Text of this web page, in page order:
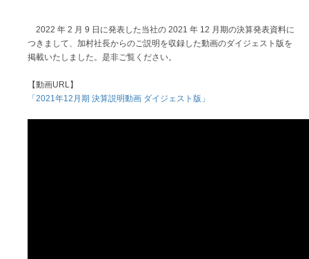
2022 年 2 月 9 日に発表した当社の 2021 年 12 月期の決算発表資料に
つきまして、加村社長からのご説明を収録した動画のダイジェスト版を
掲載いたしました。是非ご覧ください。
【動画URL】
「2021年12月期 決算説明動画 ダイジェスト版」